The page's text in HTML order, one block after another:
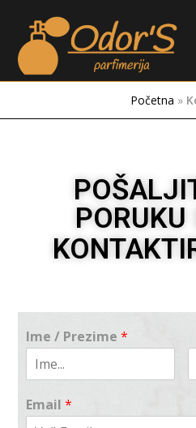
Početna »
Ime / Prezime*
Email*